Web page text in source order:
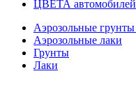
ЦВЕТА
Аэрозольные
Аэрозольные лаки
Грунты
Лаки